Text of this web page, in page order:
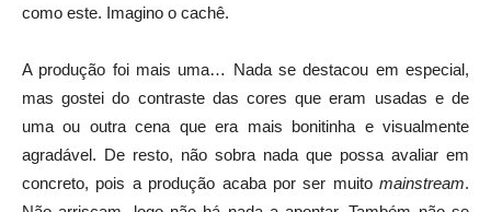
como este. Imagino o cachê.
A produção foi mais uma… Nada se destacou em especial,
mas gostei do contraste das cores que eram usadas e de
uma ou outra cena que era mais bonitinha e visualmente
agradável. De resto, não sobra nada que possa avaliar em
concreto, pois a produção acaba por ser muito mainstream.